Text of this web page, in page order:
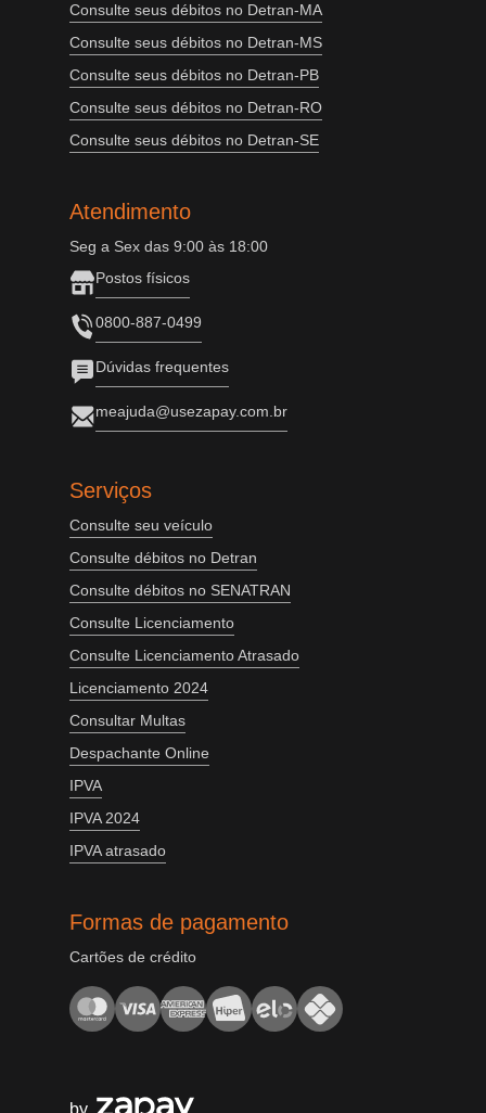
Consulte seus débitos no Detran-MA
Consulte seus débitos no Detran-MS
Consulte seus débitos no Detran-PB
Consulte seus débitos no Detran-RO
Consulte seus débitos no Detran-SE
Atendimento
Seg a Sex das 9:00 às 18:00
Postos físicos
0800-887-0499
Dúvidas frequentes
meajuda@usezapay.com.br
Serviços
Consulte seu veículo
Consulte débitos no Detran
Consulte débitos no SENATRAN
Consulte Licenciamento
Consulte Licenciamento Atrasado
Licenciamento 2024
Consultar Multas
Despachante Online
IPVA
IPVA 2024
IPVA atrasado
Formas de pagamento
Cartões de crédito
by